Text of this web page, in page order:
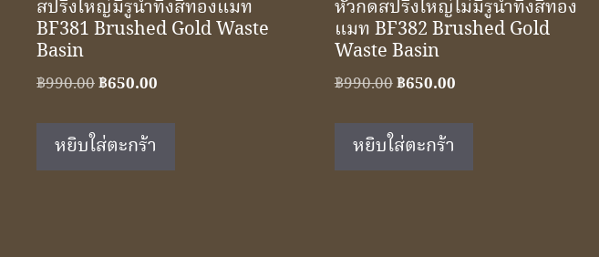
สปริงใหญ่มีรูน้ำทิ้งสีทองแมท
BF381 Brushed Gold Waste
Basin
฿990.00Original
was:
฿990.00.
฿650.00
หยิบใส่ตะกร้า
หัวกดสปริงใหญ่ไม่มีรูน้ำทิ้งสีทอง
แมท BF382 Brushed Gold
Waste Basin
฿990.00Original
was:
฿990.00.
฿650.00Current
หยิบใส่ตะกร้า